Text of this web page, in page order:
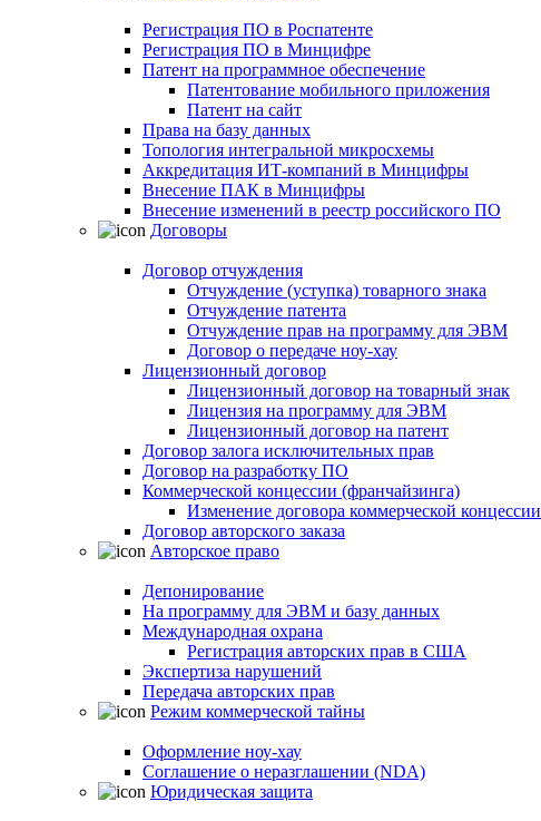
Регистрация ПО в Роспатенте
Регистрация ПО в Минцифре
Патент на программное обеспечение
Патентование мобильного приложения
Патент на сайт
Права на базу данных
Топология интегральной микросхемы
Аккредитация ИТ-компаний в Минцифры
Внесение ПАК в Минцифры
Внесение изменений в реестр российского ПО
Договоры
Договор отчуждения
Отчуждение (уступка) товарного знака
Отчуждение патента
Отчуждение прав на программу для ЭВМ
Договор о передаче ноу-хау
Лицензионный договор
Лицензионный договор на товарный знак
Лицензия на программу для ЭВМ
Лицензионный договор на патент
Договор залога исключительных прав
Договор на разработку ПО
Коммерческой концессии (франчайзинга)
Изменение договора коммерческой концессии
Договор авторского заказа
Авторское право
Депонирование
На программу для ЭВМ и базу данных
Международная охрана
Регистрация авторских прав в США
Экспертиза нарушений
Передача авторских прав
Режим коммерческой тайны
Оформление ноу-хау
Соглашение о неразглашении (NDA)
Юридическая защита